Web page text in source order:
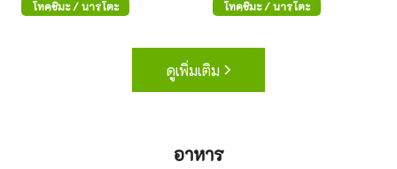
โทคุชิมะ / นารุโตะ
โทคุชิมะ / นารุโตะ
ดูเพิ่มเติม
อาหาร